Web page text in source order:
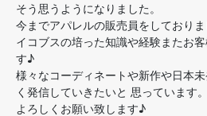
そう思うようになりました。
今までアパレルの販売員をしており
イコブスの培った知識や経験またお
す♪
様々なコーディネートや新作や日本
く発信していきたいと 思っています。
よろしくお願い致します♪